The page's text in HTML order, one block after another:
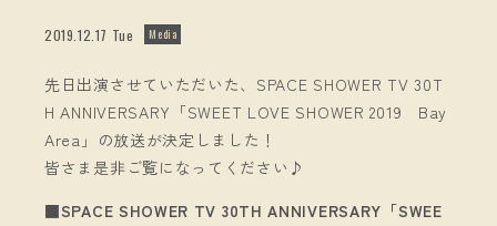
2019.12.17 Tue Media
先日出演させていただいた、SPACE SHOWER TV 30T
H ANNIVERSARY「SWEET LOVE SHOWER 2019 Bay
Area」の放送が決定しました！
皆さま是非ご覧になってください♪
■SPACE SHOWER TV 30TH ANNIVERSARY「SWEE